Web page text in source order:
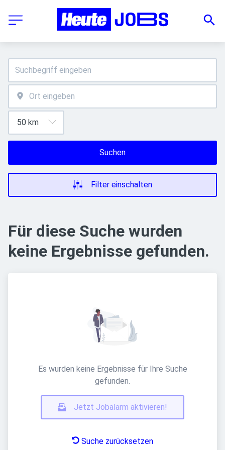
Suchen
Filter einschalten
Für diese Suche wurden
keine Ergebnisse gefunden.
Es wurden keine Ergebnisse für Ihre Suche
gefunden.
Jetzt Jobalarm aktivieren!
Suche zurücksetzen